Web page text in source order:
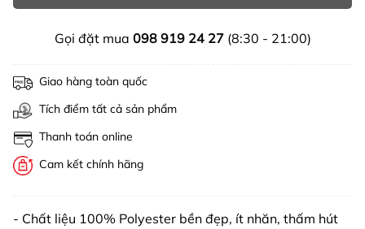
Gọi đặt mua 098 919 24 27(8:30 - 21:00)
Giao hàng toàn quốc
Tích điểm tất cả sản phẩm
Thanh toán online
Cam kết chính hãng
- Chất liệu 100% Polyester bền đẹp, ít nhăn, thấm hút